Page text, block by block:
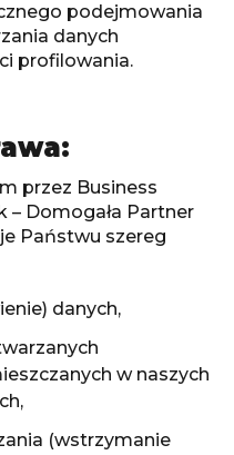
podejmowania
danych
profilowania.
przez Business
Domogała Partner
Państwu szereg
danych,
w naszych
(wstrzymanie